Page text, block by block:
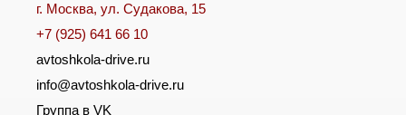
г. Москва, ул. Судакова, 15
+7 (925) 641 66 10
avtoshkola-drive.ru
info@avtoshkola-drive.ru
Группа в VK